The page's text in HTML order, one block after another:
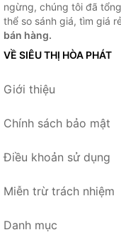
ngừng, chúng tôi đã
thể so sánh giá, tìm giá
bán hàng.
VỀ SIÊU THỊ HÒA PHÁT
Giới thiệu
Chính sách bảo mật
Điều khoản sử dụng
Miễn trừ trách nhiệm
Danh mục